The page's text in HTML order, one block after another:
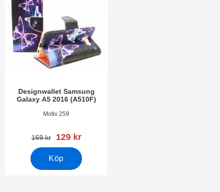
Designwallet Samsung
Galaxy A5 2016 (A510F)
Art. nr 17559Motiv 259
tidigare pris
169 kr rea pris
129 kr
Köp